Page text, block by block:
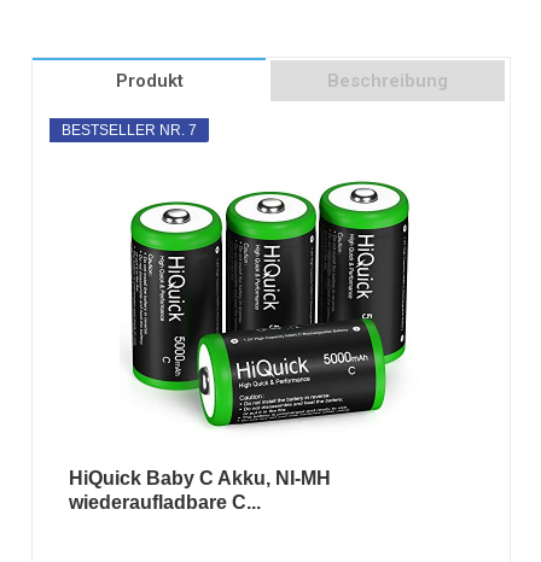
Produkt Beschreibung
BESTSELLER NR. 7
HiQuick Baby C Akku, NI-MH
wiederaufladbare C...